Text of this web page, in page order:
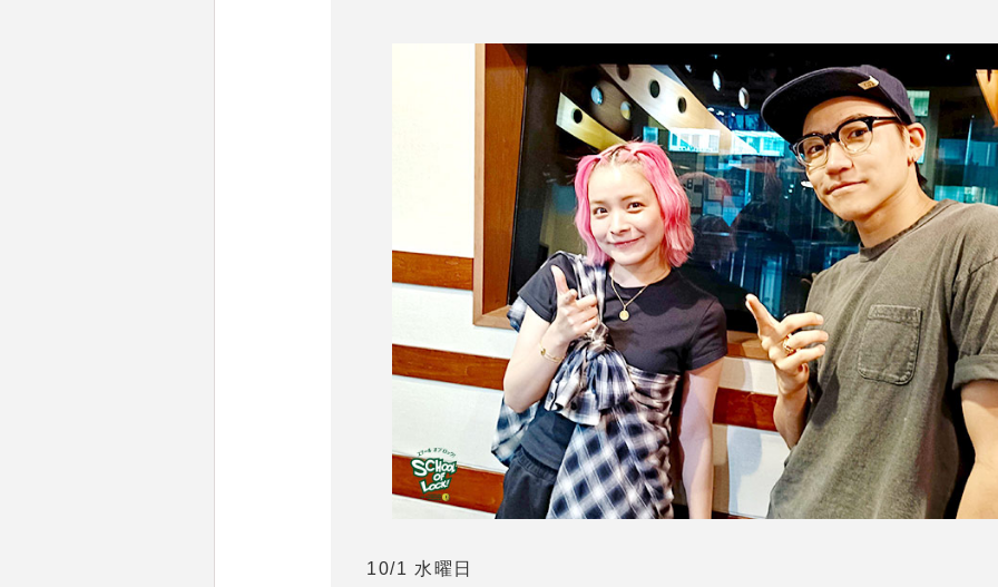
10/1 水曜日